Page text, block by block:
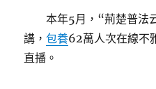
本年5月，“荊楚普法
講，包養62萬人次在線不
直播。